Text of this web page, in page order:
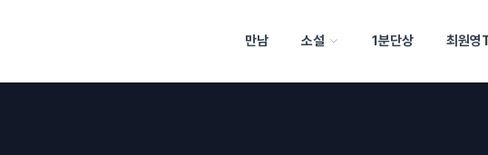
만남 소설 1분단상 최원영